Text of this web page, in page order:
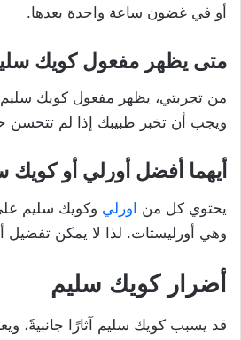
أو في غضون ساعة واحدة بعدها.
متى يظهر مفعول كويك
من تجربتي، يظهر مفعول كويك
ويجب أن تخبر طبيبك إذا لم تتحسن
أيهما أفضل أورلي أو كويك
يحتوي كل من اورلي وكويك سليم
وهي أورليستات. لذا لا يمكن تفضيل
أضرار كويك سليم
قد يسبب كويك سليم آثارًا جانبيةً، ويعد